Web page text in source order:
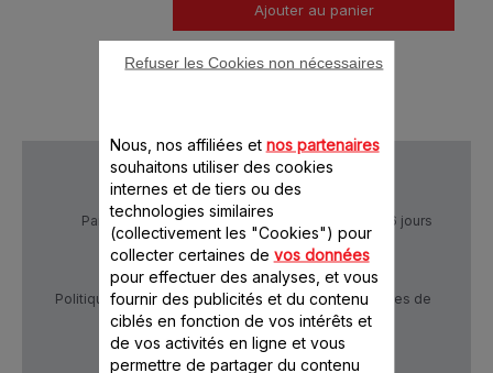
Ajouter au panier
Paiement Sécurisé Livraison sous 5 à 6 jours
Politique de confidentialité
Conditions générales de
vente
Nous, nos affiliées et nos partenaires
souhaitons utiliser des cookies
internes et de tiers ou des
technologies similaires
(collectivement les "Cookies") pour
collecter certaines de vos données
pour effectuer des analyses, et vous
fournir des publicités et du contenu
ciblés en fonction de vos intérêts et
de vos activités en ligne et vous
permettre de partager du contenu
Refuser les Cookies non nécessaires